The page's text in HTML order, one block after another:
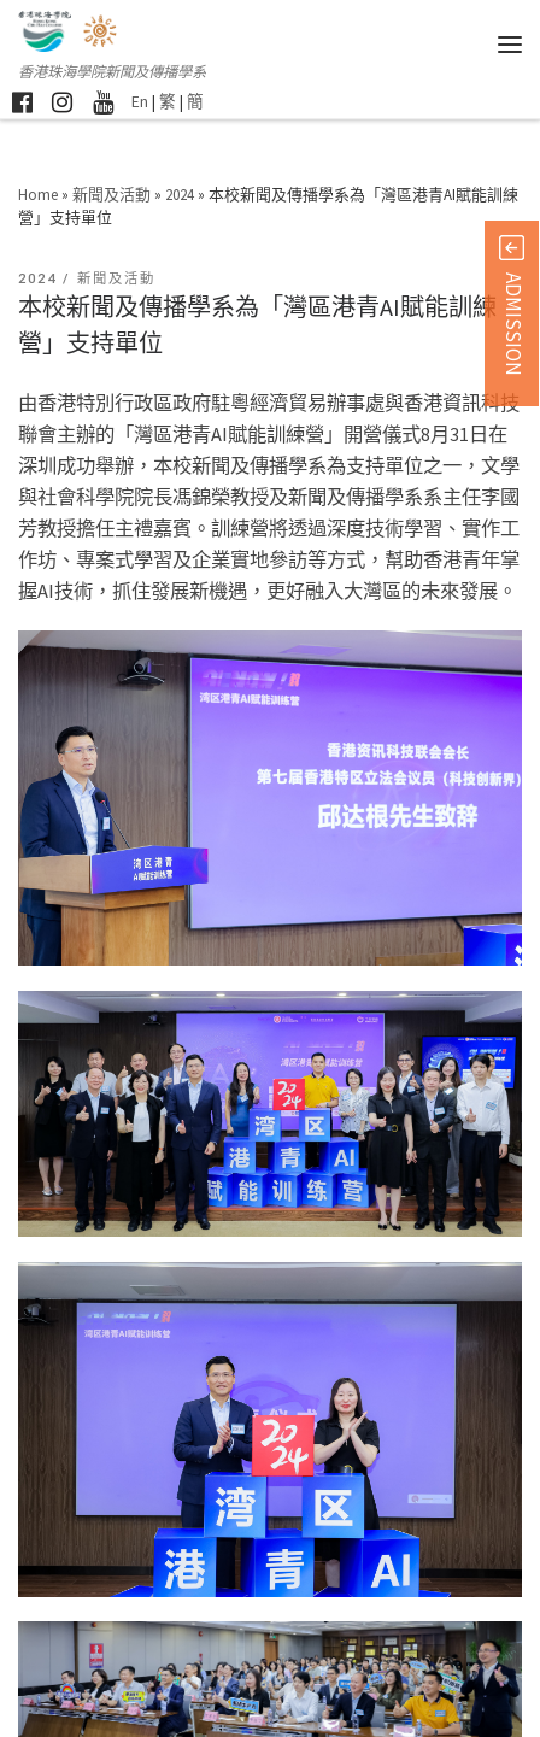
香港珠海學院新聞及傳播學系
En | 繁 | 簡
Home » 新聞及活動 » 2024 » 本校新聞及傳播學系為「灣區港青AI賦能訓練
營」支持單位
2024 新聞及活動
本校新聞及傳播學系為「灣區港青AI賦能訓練
營」支持單位
由香港特別行政區政府駐粵經濟貿易辦事處與香港資訊科技
聯會主辦的「灣區港青AI賦能訓練營」開營儀式8月31日在
深圳成功舉辦，本校新聞及傳播學系為支持單位之一，文學
與社會科學院院長馮錦榮教授及新聞及傳播學系系主任李國
芳教授擔任主禮嘉賓。訓練營將透過深度技術學習、實作工
作坊、專案式學習及企業實地參訪等方式，幫助香港青年掌
握AI技術，抓住發展新機遇，更好融入大灣區的未來發展。
ADMISSION